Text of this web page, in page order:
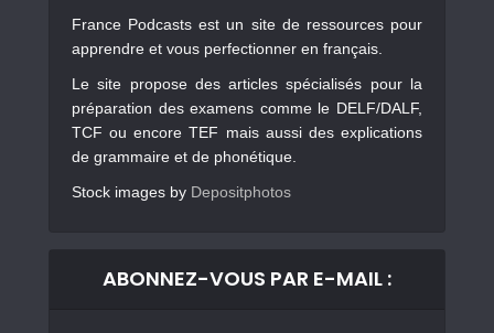
France Podcasts est un site de ressources pour
apprendre et vous perfectionner en français.
Le site propose des articles spécialisés pour la
préparation des examens comme le DELF/DALF,
TCF ou encore TEF mais aussi des explications
de grammaire et de phonétique.
Stock images by Depositphotos
ABONNEZ-VOUS PAR E-MAIL :